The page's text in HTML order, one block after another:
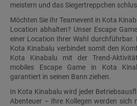
meistern und das Siegertreppchen
Möchten Sie Ihr Teamevent in Kota
Location abhalten? Unser Escape
einer Location Ihrer Wahl durchführbar.
Kota Kinabalu verbindet somit den
Kota Kinabalu mit der Trend-
mobiles Escape Game in Kota
garantiert in seinen Bann ziehen.
In Kota Kinabalu wird jeder
Abenteuer – Ihre Kollegen werden sich